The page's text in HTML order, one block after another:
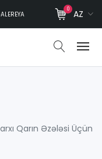
0 AZ
Qarın Əzələsi Üçün